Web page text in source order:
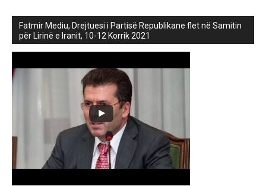
Fatmir Mediu, Drejtuesi i Partisë Republikane flet në Samitin
për Lirinë e Iranit, 10-12 Korrik 2021